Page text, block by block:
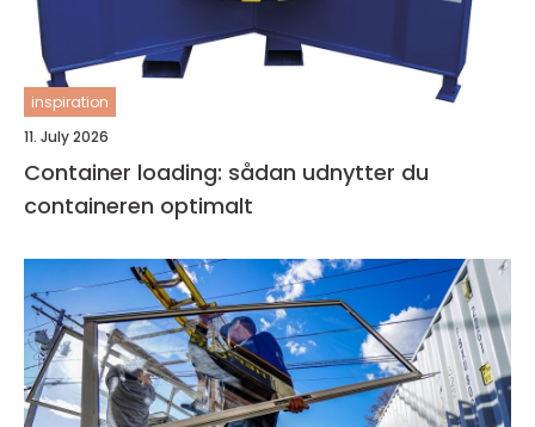
inspiration
11. July 2026
Container loading: sådan udnytter du
containeren optimalt